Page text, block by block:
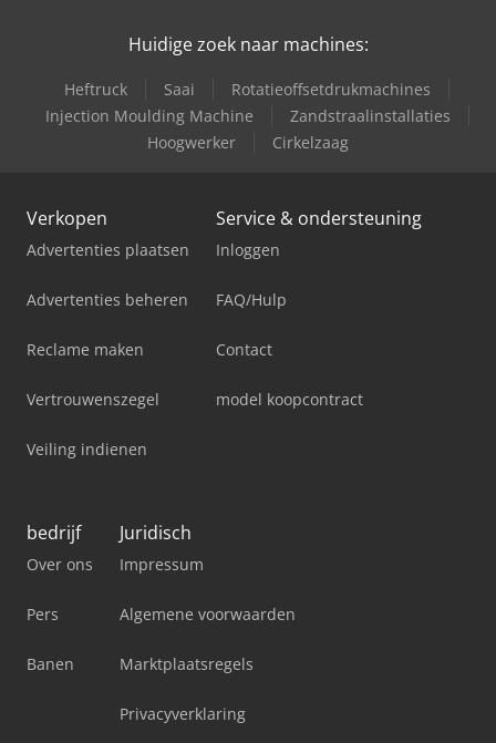
Huidige zoek naar machines:
Heftruck Saai
Rotatieoffsetdrukmachines
Injection Moulding Machine
Zandstraalinstallaties
Hoogwerker
Cirkelzaag
Verkopen
Advertenties plaatsen
Advertenties beheren
Reclame maken
Vertrouwenszegel
Veiling indienen
Service & ondersteuning
Inloggen
FAQ/Hulp
Contact
model koopcontract
bedrijf
Over ons
Pers
Banen
Juridisch
Impressum
Algemene voorwaarden
Marktplaatsregels
Privacyverklaring